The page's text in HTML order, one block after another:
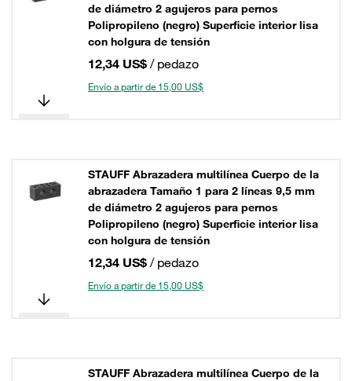
de diámetro 2 agujeros para pernos
Polipropileno (negro) Superficie interior lisa
con holgura de tensión
12,34 US$ / pedazo
Envío a partir de 15,00 US$
STAUFF Abrazadera multilínea Cuerpo de la
abrazadera Tamaño 1 para 2 líneas 9,5 mm
de diámetro 2 agujeros para pernos
Polipropileno (negro) Superficie interior lisa
con holgura de tensión
12,34 US$ / pedazo
Envío a partir de 15,00 US$
STAUFF Abrazadera multilínea Cuerpo de la